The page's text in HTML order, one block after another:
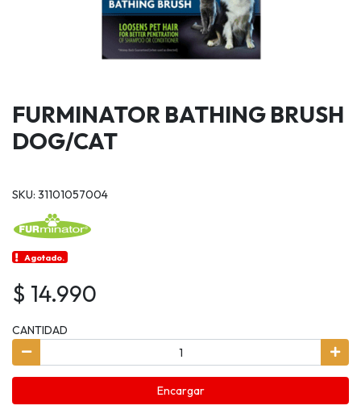
FURMINATOR BATHING BRUSH
DOG/CAT
SKU: 31101057004
Agotado.
$ 14.990
CANTIDAD
Encargar